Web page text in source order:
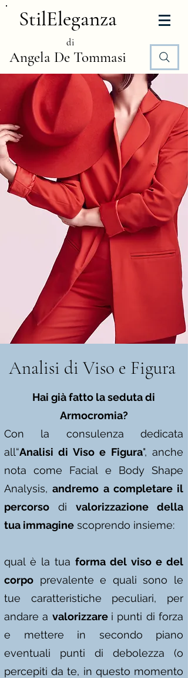
StilEleganza
di
Angela De Tommasi
Analisi di Viso e Figura
Hai già fatto la seduta di
Armocromia?
Con la consulenza dedicata
all“Analisi di Viso e Figura", anche
nota come Facial e Body Shape
Analysis,andremo a completare il
percorso di valorizzazione della
tua immagine scoprendo insieme:
qual è la tua forma del viso e del
corpo prevalente e quali sono le
tue caratteristiche peculiari, per
andare a valorizzare i punti di forza
e mettere in secondo piano
eventuali punti di debolezza (o
percepiti da te, in questo momento